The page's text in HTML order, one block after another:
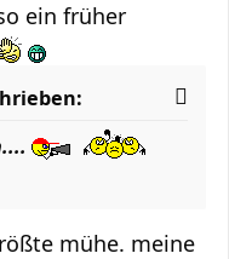
ein früher
mühe. meine